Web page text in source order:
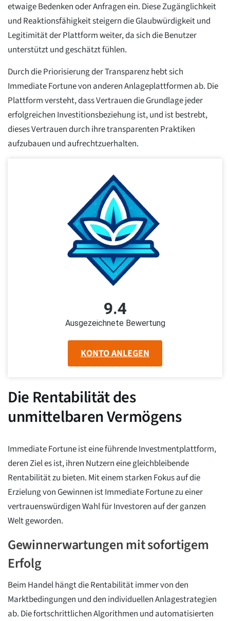
etwaige Bedenken oder Anfragen ein. Diese Zugänglichkeit
und Reaktionsfähigkeit steigern die Glaubwürdigkeit und
Legitimität der Plattform weiter, da sich die Benutzer
unterstützt und geschätzt fühlen.
Durch die Priorisierung der Transparenz hebt sich
Immediate Fortune von anderen Anlageplattformen ab. Die
Plattform versteht, dass Vertrauen die Grundlage jeder
erfolgreichen Investitionsbeziehung ist, und ist bestrebt,
dieses Vertrauen durch ihre transparenten Praktiken
aufzubauen und aufrechtzuerhalten.
9.4
Ausgezeichnete Bewertung
KONTO ANLEGEN
Die Rentabilität des
unmittelbaren Vermögens
Immediate Fortune ist eine führende Investmentplattform,
deren Ziel es ist, ihren Nutzern eine gleichbleibende
Rentabilität zu bieten. Mit einem starken Fokus auf die
Erzielung von Gewinnen ist Immediate Fortune zu einer
vertrauenswürdigen Wahl für Investoren auf der ganzen
Welt geworden.
Gewinnerwartungen mit sofortigem
Erfolg
Beim Handel hängt die Rentabilität immer von den
Marktbedingungen und den individuellen Anlagestrategien
ab. Die fortschrittlichen Algorithmen und automatisierten